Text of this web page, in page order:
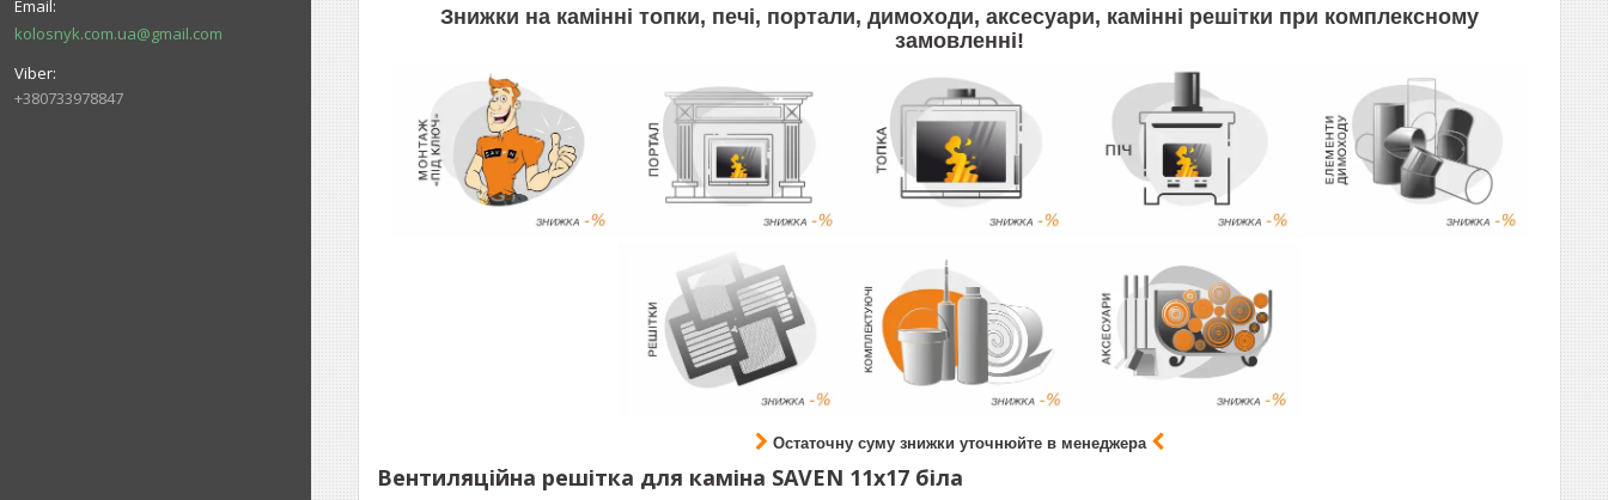
kolosnyk.com.ua@gmail.com
+380733978847
Знижки на камінні топки, печі, портали, димоходи, аксесуари, камінні решітки при комплексному
замовленні!
Остаточну суму знижки уточнюйте в менеджера
Вентиляційна решітка для каміна SAVEN 11х17 біла